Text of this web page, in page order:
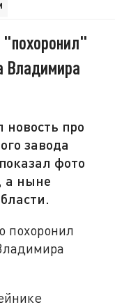
Владимира
новость про
завода
фото
а ныне
похоронил